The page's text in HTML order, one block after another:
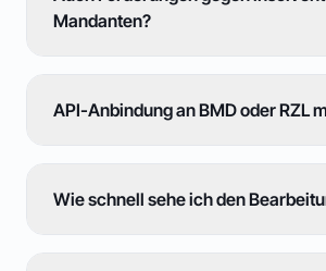
Mandanten?
API-Anbindung an BMD oder RZL
Wie schnell sehe ich den